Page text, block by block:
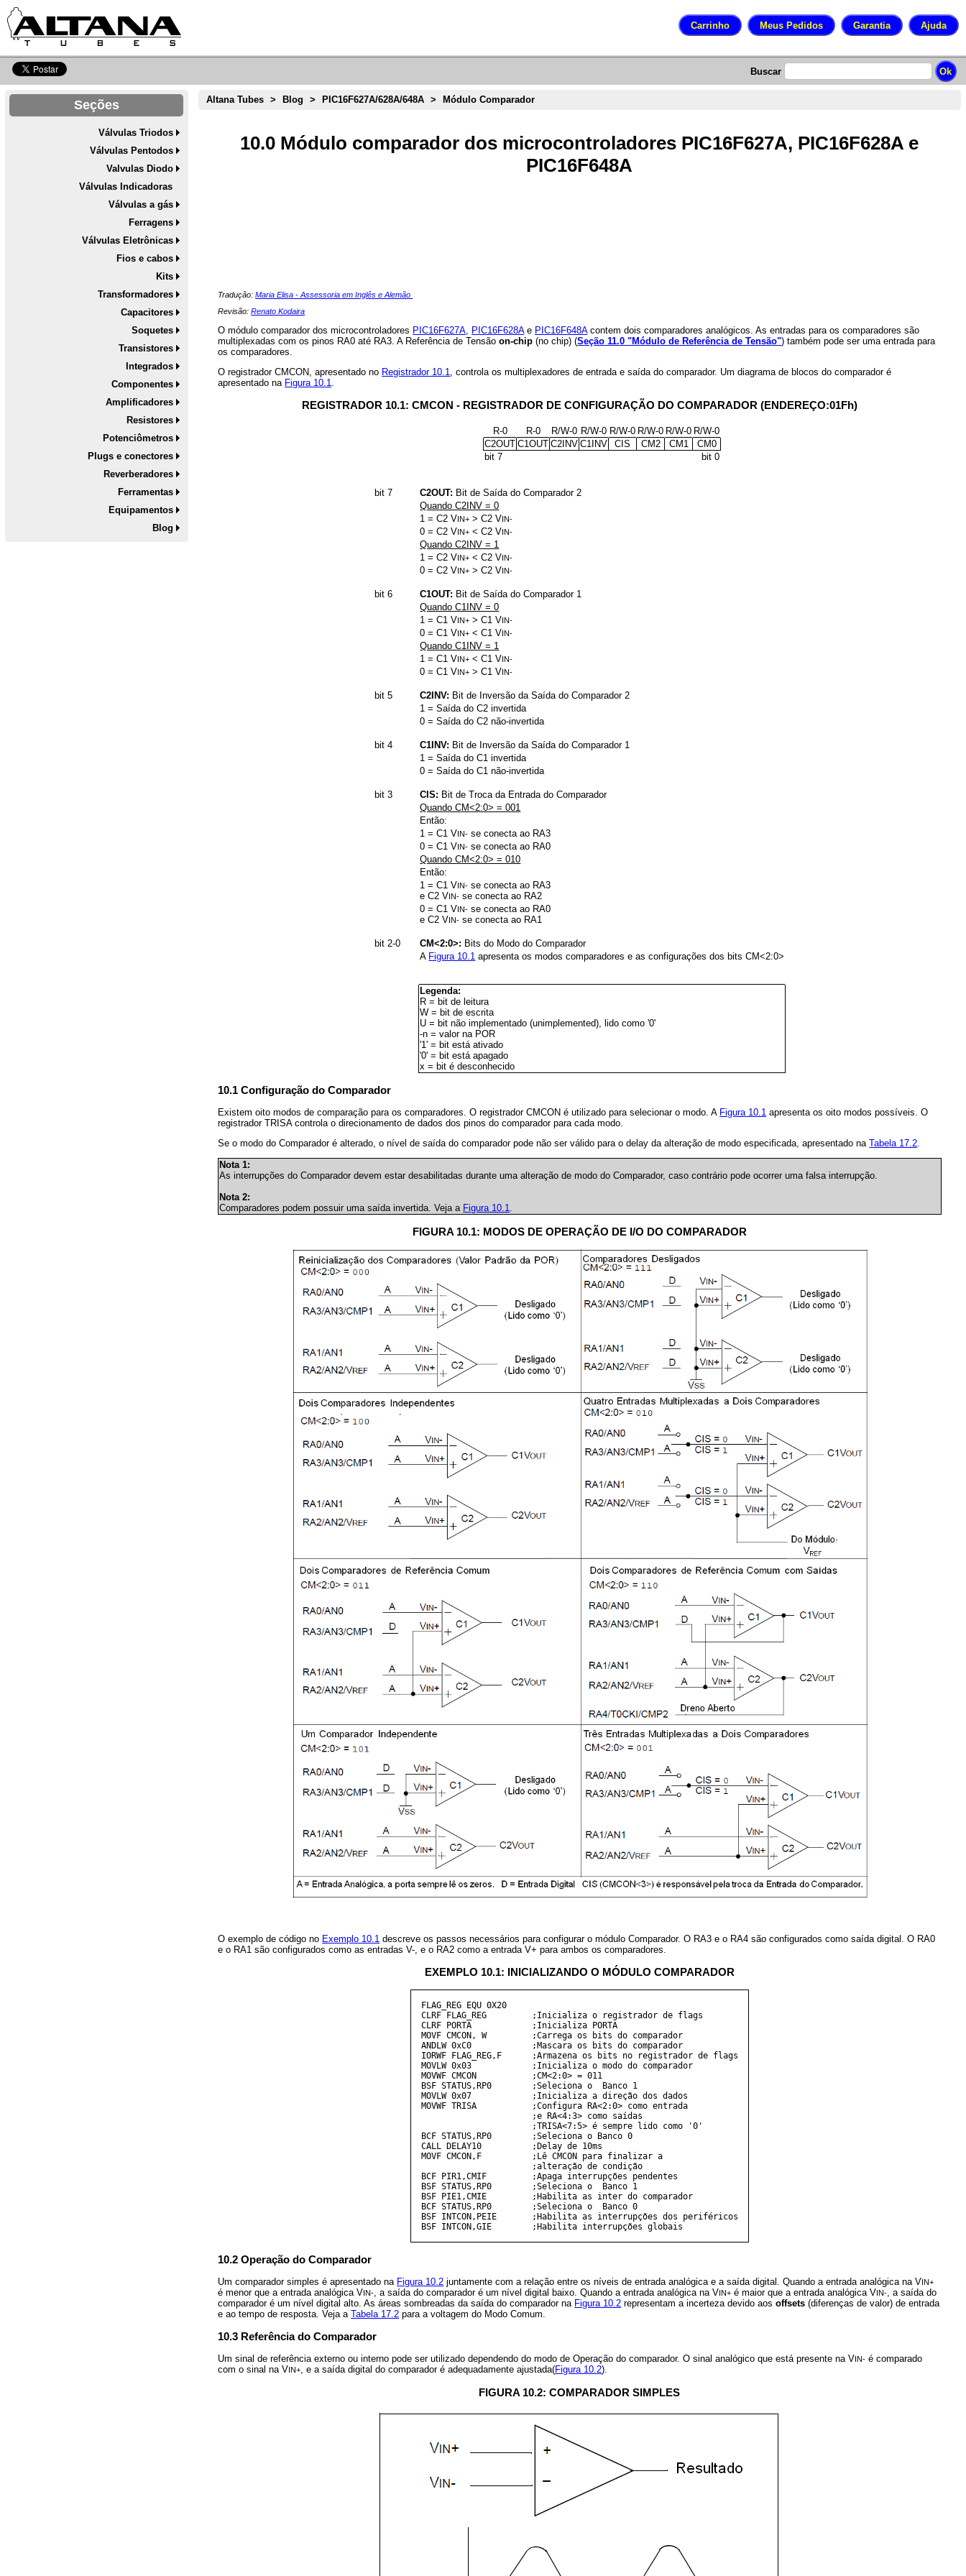
Buscar
Seções
Válvulas Triodos
Válvulas Pentodos
Valvulas Diodo
Válvulas Indicadoras
Válvulas a gás
Ferragens
Válvulas Eletrônicas
Fios e cabos
Kits
Transformadores
Capacitores
Soquetes
Transistores
Integrados
Componentes
Amplificadores
Resistores
Potenciômetros
Plugs e conectores
Reverberadores
Ferramentas
Equipamentos
Blog
Altana Tubes > Blog > PIC16F627A/628A/648A > Módulo Comparador
10.0 Módulo comparador dos microcontroladores PIC16F627A, PIC16F628A e
PIC16F648A
Tradução:Maria Elisa - Assessoria em Inglês e Alemão
Revisão:Renato Kodaira
O módulo comparador dos microcontroladores PIC16F627A, PIC16F628Ae PIC16F648Acontem dois comparadores analógicos. As entradas para os comparadores são
multiplexadas com os pinos RA0 até RA3. A Referência de Tensãoon-chip (no chip) (Seção 11.0 "Módulo de Referência de Tensão") também pode ser uma entrada para
os comparadores.
O registrador CMCON, apresentado no Registrador 10.1, controla os multiplexadores de entrada e saída do comparador. Um diagrama de blocos do comparador é
apresentado na Figura 10.1.
REGISTRADOR 10.1: CMCON - REGISTRADOR DE CONFIGURAÇÃO DO COMPARADOR (ENDEREÇO:01Fh)
R-0 R-0 R/W-0 R/W-0 R/W-0 R/W-0 R/W-0 R/W-0
C2OUT C1OUT C2INV C1INV CIS CM2 CM1
CM0
bit 7
bit 0
bit 7 C2OUT: Bit de Saída do Comparador 2
Quando C2INV = 0
1 = C2 VIN+ > C2 VIN-
0 = C2 VIN+ < C2 VIN-
Quando C2INV = 1
1 = C2 VIN+ < C2 VIN-
0 = C2 VIN+ > C2 VIN-
bit 6 C1OUT: Bit de Saída do Comparador 1
Quando C1INV = 0
1 = C1 VIN+ > C1 VIN-
0 = C1 VIN+ < C1 VIN-
Quando C1INV = 1
1 = C1 VIN+ < C1 VIN-
0 = C1 VIN+ > C1 VIN-
bit 5 C2INV: Bit de Inversão da Saída do Comparador 2
1 = Saída do C2 invertida
0 = Saída do C2 não-invertida
bit 4 C1INV: Bit de Inversão da Saída do Comparador 1
1 = Saída do C1 invertida
0 = Saída do C1 não-invertida
bit 3 CIS: Bit de Troca da Entrada do Comparador
Quando CM<2:0> = 001
Então:
1 = C1 VIN- se conecta ao RA3
0 = C1 VIN- se conecta ao RA0
Quando CM<2:0> = 010
Então:
1 = C1 VIN- se conecta ao RA3
e C2 VIN- se conecta ao RA2
0 = C1 VIN- se conecta ao RA0
e C2 VIN- se conecta ao RA1
bit 2-0 CM<2:0>: Bits do Modo do Comparador
A Figura 10.1 apresenta os modos comparadores e as configurações dos bits CM<2:0>
Legenda:
R = bit de leitura
W = bit de escrita
U = bit não implementado (unimplemented), lido como '0'
-n = valor na POR
'1' = bit está ativado
'0' = bit está apagado
x = bit é desconhecido
10.1 Configuração do Comparador
Existem oito modos de comparação para os comparadores. O registrador CMCON é utilizado para selecionar o modo. A Figura 10.1 apresenta os oito modos possíveis. O
registrador TRISA controla o direcionamento de dados dos pinos do comparador para cada modo.
Se o modo do Comparador é alterado, o nível de saída do comparador pode não ser válido para o delay da alteração de modo especificada, apresentado naTabela 17.2.
Nota 1:
As interrupções do Comparador devem estar desabilitadas durante uma alteração de modo do Comparador, caso contrário pode ocorrer uma falsa interrupção.
Nota 2:
Comparadores podem possuir uma saída invertida. Veja a Figura 10.1.
FIGURA 10.1: MODOS DE OPERAÇÃO DE I/O DO COMPARADOR
O exemplo de código no Exemplo 10.1 descreve os passos necessários para configurar o módulo Comparador. O RA3 e o RA4 são configurados como saída digital. O RA0
e o RA1 são configurados como as entradas V-, e o RA2 como a entrada V+ para ambos os comparadores.
EXEMPLO 10.1: INICIALIZANDO O MÓDULO COMPARADOR
  FLAG_REG EQU 0X20
  CLRF FLAG_REG         ;Inicializa o registrador de flags
  CLRF PORTA            ;Inicializa PORTA
  MOVF CMCON, W         ;Carrega os bits do comparador
  ANDLW 0xC0            ;Mascara os bits do comparador
  IORWF FLAG_REG,F      ;Armazena os bits no registrador de flags
  MOVLW 0x03            ;Inicializa o modo do comparador
  MOVWF CMCON           ;CM<2:0> = 011
  BSF STATUS,RP0        ;Seleciona o  Banco 1
  MOVLW 0x07            ;Inicializa a direção dos dados
  MOVWF TRISA           ;Configura RA<2:0> como entrada
                        ;e RA<4:3> como saídas
                        ;TRISA<7:5> é sempre lido como '0'
  BCF STATUS,RP0        ;Seleciona o Banco 0
  CALL DELAY10          ;Delay de 10ms
  MOVF CMCON,F          ;Lê CMCON para finalizar a
                        ;alteração de condição
  BCF PIR1,CMIF         ;Apaga interrupções pendentes
  BSF STATUS,RP0        ;Seleciona o  Banco 1
  BSF PIE1,CMIE         ;Habilita as inter do comparador
  BCF STATUS,RP0        ;Seleciona o  Banco 0
  BSF INTCON,PEIE       ;Habilita as interrupções dos periféricos
  BSF INTCON,GIE        ;Habilita interrupções globais
10.2 Operação do Comparador
Um comparador simples é apresentado na Figura 10.2 juntamente com a relação entre os níveis de entrada analógica e a saída digital. Quando a entrada analógica na VIN+
é menor que a entrada analógica VIN- , a saída do comparador é um nível digital baixo. Quando a entrada analógica na VIN+ é maior que a entrada analógica VIN-
, a saída do
comparador é um nível digital alto. As áreas sombreadas da saída do comparador na Figura 10.2 representam a incerteza devido aosoffsets (diferenças de valor) de entrada
e ao tempo de resposta. Veja aTabela 17.2 para a voltagem do Modo Comum.
10.3 Referência do Comparador
Um sinal de referência externo ou interno pode ser utilizado dependendo do modo de Operação do comparador. O sinal analógico que está presente na V IN- é comparado
com o sinal na V IN+, e a saída digital do comparador é adequadamente ajustada(Figura 10.2).
FIGURA 10.2: COMPARADOR SIMPLES